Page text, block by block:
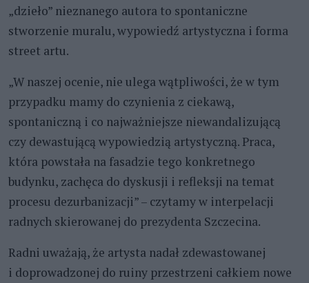
„dzieło” nieznanego autora to spontaniczne
stworzenie muralu, wypowiedź artystyczna i forma
street artu.
„W naszej ocenie, nie ulega wątpliwości, że w tym
przypadku mamy do czynienia z ciekawą,
spontaniczną i co najważniejsze niewandalizującą
czy dewastującą wypowiedzią artystyczną. Praca,
która powstała na fasadzie tego konkretnego
budynku, zachęca do dyskusji i refleksji na temat
procesu dezurbanizacji” – czytamy w interpelacji
radnych skierowanej do prezydenta Szczecina.
Radni uważają, że artysta nadał zdewastowanej
i doprowadzonej do ruiny przestrzeni całkiem nowe